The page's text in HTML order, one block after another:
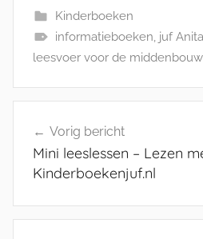
Kinderboeken
informatieboeken, juf Anita
leesvoer voor de middenbouw
navigatie
Vorig bericht
Mini leeslessen – Lezen
Kinderboekenjuf.nl